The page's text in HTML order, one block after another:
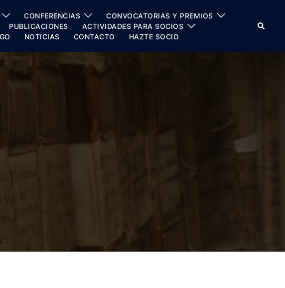
CONFERENCIAS
CONVOCATORIAS Y PREMIOS
PUBLICACIONES
ACTIVIDADES PARA SOCIOS
NOTICIAS CONTACTO HAZTE SOCIO
Buscar